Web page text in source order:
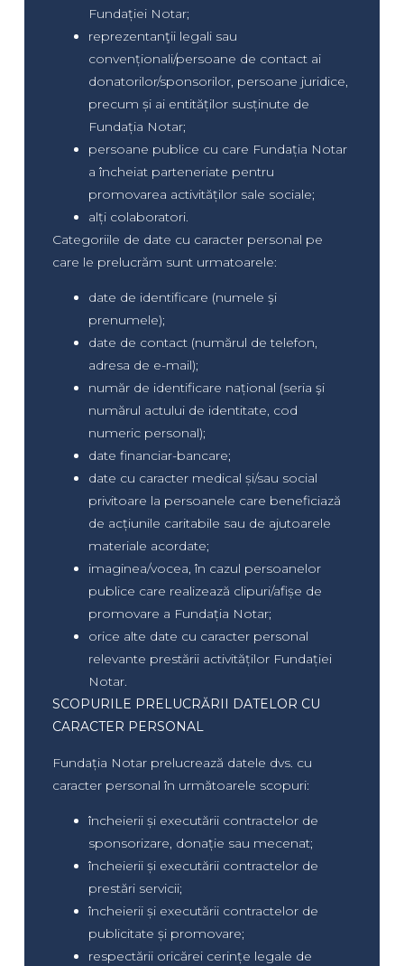
Fundației Notar;
reprezentanţii legali sau
convenționali/persoane de contact ai
donatorilor/sponsorilor, persoane juridice,
precum și ai entităților susținute de
Fundația Notar;
persoane publice cu care Fundația Notar
a încheiat parteneriate pentru
promovarea activităților sale sociale;
alți colaboratori.
Categoriile de date cu caracter personal pe
care le prelucrăm sunt urmatoarele:
date de identificare (numele şi
prenumele);
date de contact (numărul de telefon,
adresa de e-mail);
număr de identificare național (seria şi
numărul actului de identitate, cod
numeric personal);
date financiar-bancare;
date cu caracter medical și/sau social
privitoare la persoanele care beneficiază
de acțiunile caritabile sau de ajutoarele
materiale acordate;
imaginea/vocea, în cazul persoanelor
publice care realizează clipuri/afișe de
promovare a Fundația Notar;
orice alte date cu caracter personal
relevante prestării activităților Fundației
Notar.
SCOPURILE PRELUCRĂRII DATELOR CU
CARACTER PERSONAL
Fundația Notar prelucrează datele dvs. cu
caracter personal în următoarele scopuri:
încheierii și executării contractelor de
sponsorizare, donație sau mecenat;
încheierii și executării contractelor de
prestări servicii;
încheierii și executării contractelor de
publicitate și promovare;
respectării oricărei cerințe legale de